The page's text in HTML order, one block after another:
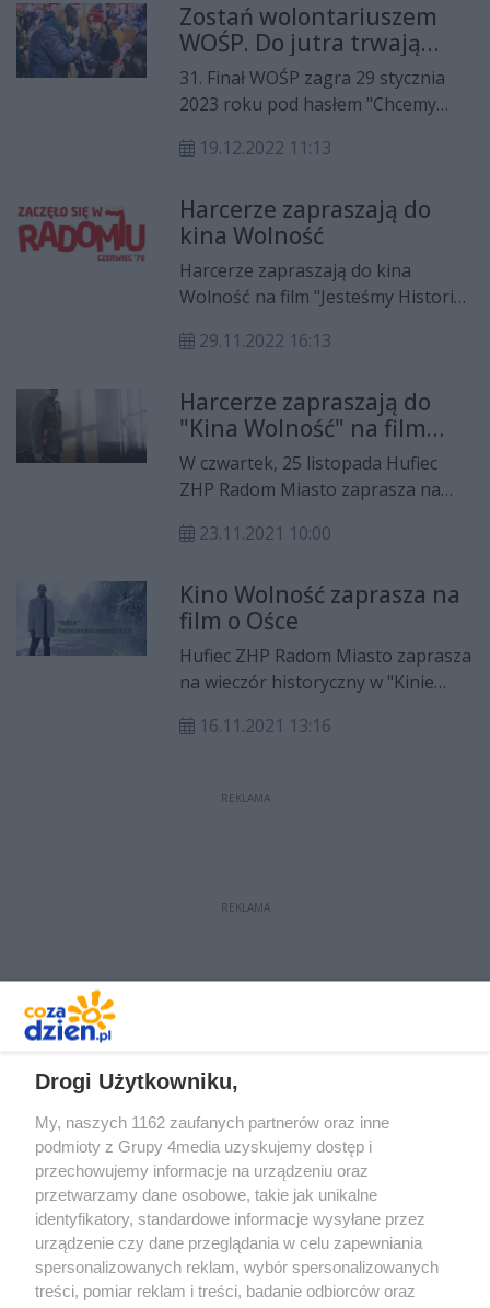
Zostań wolontariuszem
WOŚP. Do jutra trwają
zgłoszenia!
31. Finał WOŚP zagra 29 stycznia
2023 roku pod hasłem "Chcemy
wszystkich - małych i dużych!". Do
się zgłosić, aby zostać
wolontariuszem.
19.12.2022 11:13
Harcerze zapraszają do
kina Wolność
Harcerze zapraszają do kina
Wolność na film "Jesteśmy Historią.
odbędzie się w środę (30 listopada)
29.11.2022 16:13
Harcerze zapraszają do
"Kina Wolność" na film
"Komendant Zagończyk"
W czwartek, 25 listopada Hufiec
ZHP Radom Miasto zaprasza na
Wolność". Tym razem w ramach
Zastępy Cieni" radomscy harcerze
zapraszają na seanse filmowe
przypominające sylwetki lokalnych
bohaterów zaangażowanych w
konspirację antyhitlerowską i
antykomunistyczną.
23.11.2021 10:00
Kino Wolność zaprasza na
film o Ośce
Hufiec ZHP Radom Miasto zaprasza
na wieczór historyczny w "Kinie
16.11.2021 13:16
REKLAMA
REKLAMA
Redakcja Reklama Prywatność
Praca Łódź
Drogi Użytkowniku,
My, naszych 1162 zaufanych partnerów oraz inne
podmioty z Grupy 4media uzyskujemy dostęp i
przechowujemy informacje na urządzeniu oraz
przetwarzamy dane osobowe, takie jak unikalne
identyfikatory, standardowe informacje wysyłane przez
urządzenie czy dane przeglądania w celu zapewniania
spersonalizowanych reklam, wybór spersonalizowanych
treści, pomiar reklam i treści, badanie odbiorców oraz